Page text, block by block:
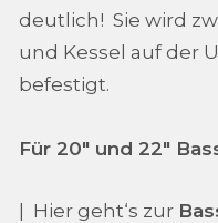
deutlich! Sie wird
und Kessel auf der
befestigt.
Für 20" und 22"
| Hier geht‘s zur